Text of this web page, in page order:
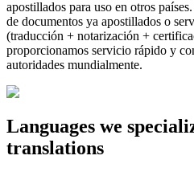
apostillados para uso en otros
de documentos ya apostillados o
(traducción + notarización +
proporcionamos servicio rápido y
autoridades mundialmente.
Languages we
translations